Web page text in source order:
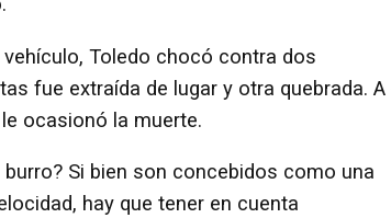
Toledo chocó contra dos
fue extraída de lugar y otra quebrada. A
ocasionó la muerte.
Si bien son concebidos como una
hay que tener en cuenta